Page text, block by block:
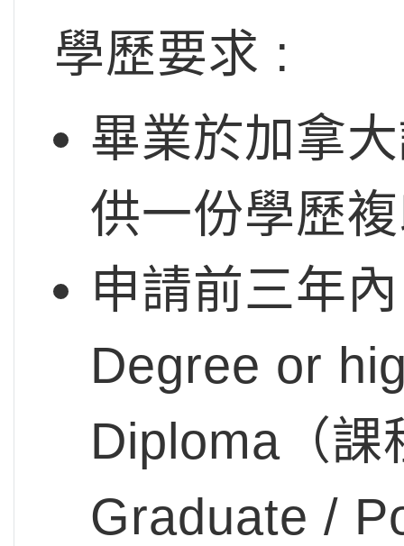
學歷要求 :
畢業於加拿
供一份學歷
申請前三年
Degree or
Diploma（課
Graduate /